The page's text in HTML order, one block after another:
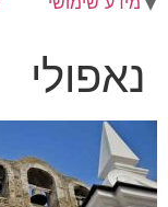
נאפולי